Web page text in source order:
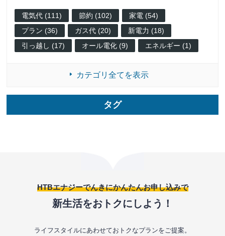
電気代 (111) 節約 (102)
家電 (54)
プラン (36)
ガス代 (20)
新電力 (18)
引っ越し (17)
オール電化 (9) エネルギー (1)
カテゴリ全てを表示
タグ
HTBエナジーでんきにかんたんお申し込みで
新生活をおトクにしよう！
ライフスタイルにあわせておトクなプランをご提案。